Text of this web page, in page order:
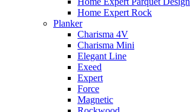
Home Expert Rock
Planker
Charisma 4V
Charisma Mini
Elegant Line
Exeed
Expert
Force
Magnetic